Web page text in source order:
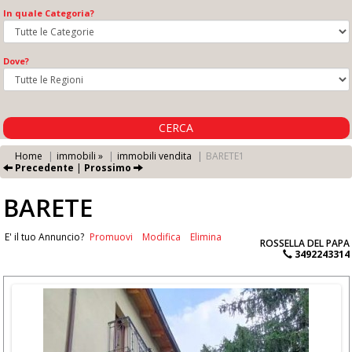
In quale Categoria?
Dove?
CERCA
Home immobili » immobili vendita
BARETE1
Precedente | Prossimo
BARETE
ROSSELLA DEL PAPA
3492243314
E' il tuo Annuncio? Promuovi Modifica Elimina